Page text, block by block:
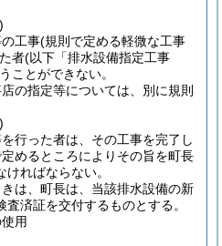
工事(規則で定める軽微な工事
者(以下「排水設備指定工事
ことができない。
の指定等については、別に規則
行った者は、その工事を完了し
めるところによりその旨を町長
ればならない。
は、町長は、当該排水設備の新
済証を交付するものとする。
用